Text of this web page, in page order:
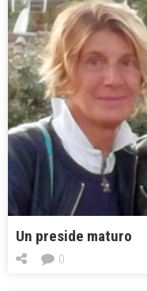
Un preside maturo
0